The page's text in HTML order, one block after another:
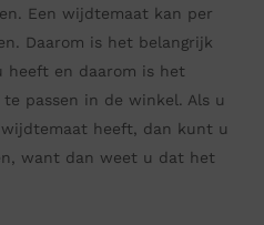
Een wijdtemaat kan per
Daarom is het belangrijk
heeft en daarom is het
passen in de winkel. Als u
heeft, dan kunt u
want dan weet u dat het